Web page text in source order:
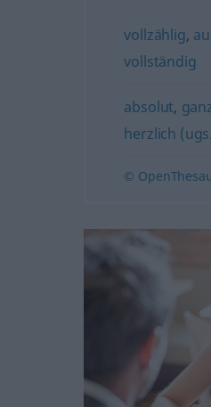
vollzählig,
vollständig
absolut,
herzlich
©